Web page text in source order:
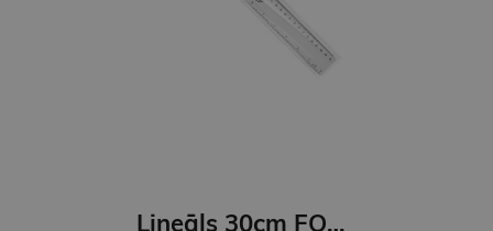
Lineāls 30cm FOROFIS